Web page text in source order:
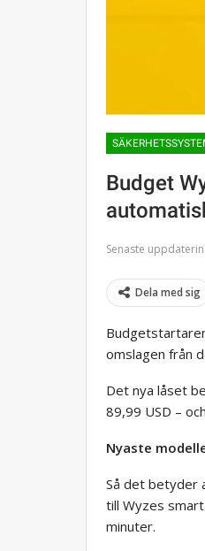
Budget
Senaste
Dela med sig
omslagen från
Det nya låset
89,99 USD –
Nyaste
Så det betyder
till Wyzes
minuter.